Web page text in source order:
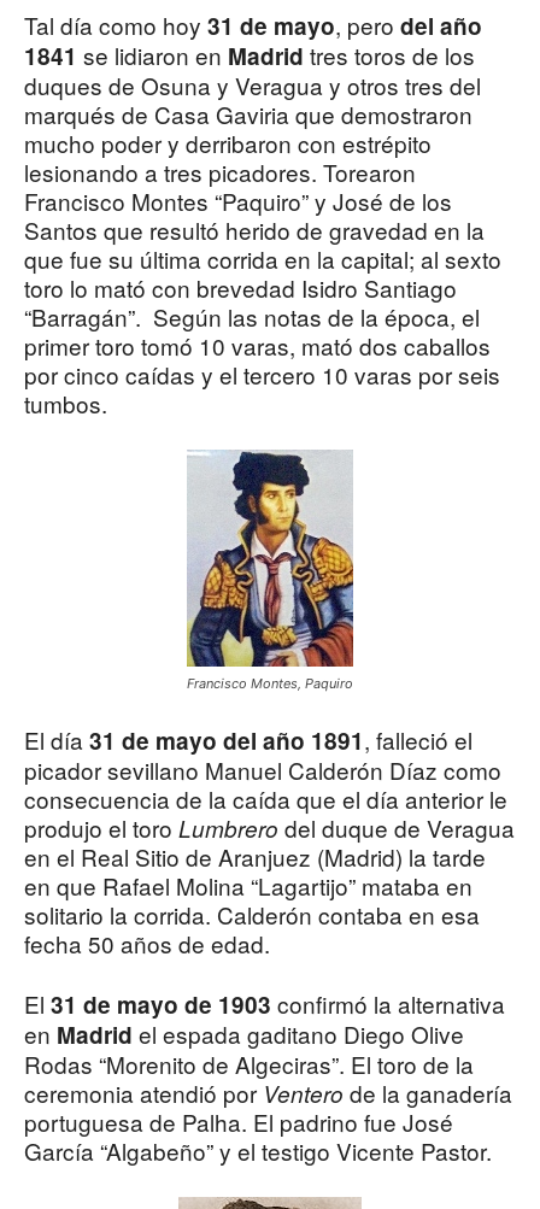
Tal día como hoy 31 de mayo, pero del año
1841 se lidiaron en Madrid tres toros de los
duques de Osuna y Veragua y otros tres del
marqués de Casa Gaviria que demostraron
mucho poder y derribaron con estrépito
lesionando a tres picadores. Torearon
Francisco Montes “Paquiro” y José de los
Santos que resultó herido de gravedad en la
que fue su última corrida en la capital; al sexto
toro lo mató con brevedad Isidro Santiago
“Barragán”. Según las notas de la época, el
primer toro tomó 10 varas, mató dos caballos
por cinco caídas y el tercero 10 varas por seis
tumbos.
Francisco Montes, Paquiro
El día 31 de mayo del año 1891, falleció el
picador sevillano Manuel Calderón Díaz como
consecuencia de la caída que el día anterior le
produjo el toro Lumbrero del duque de Veragua
en el Real Sitio de Aranjuez (Madrid) la tarde
en que Rafael Molina “Lagartijo” mataba en
solitario la corrida. Calderón contaba en esa
fecha 50 años de edad.
El 31 de mayo de 1903 confirmó la alternativa
en Madrid el espada gaditano Diego Olive
Rodas “Morenito de Algeciras”. El toro de la
ceremonia atendió por Ventero de la ganadería
portuguesa de Palha. El padrino fue José
García “Algabeño” y el testigo Vicente Pastor.